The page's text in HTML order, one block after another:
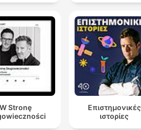
W Stronę
Επιστημονικές
ιστορίες